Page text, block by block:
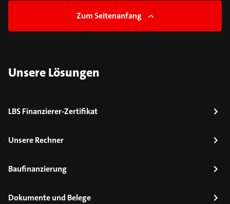
Zum Seitenanfang
Unsere Lösungen
LBS Finanzierer-Zertifikat
Unsere Rechner
Baufinanzierung
Dokumente und Belege